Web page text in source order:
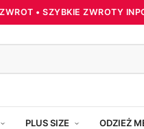
• SZYBKIE ZWROTY
PLUS SIZE ODZIEŻ